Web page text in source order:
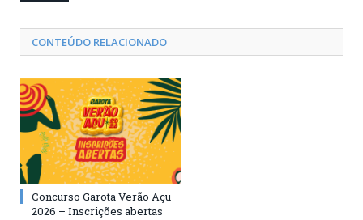
CONTEÚDO RELACIONADO
Concurso Garota Verão Açu
2026 – Inscrições abertas